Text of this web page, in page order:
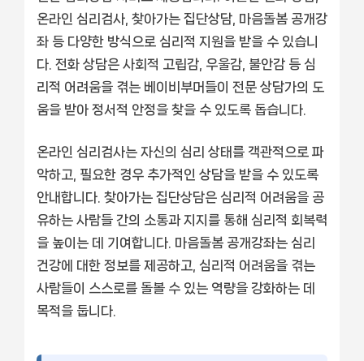
온라인 심리검사, 찾아가는 집단상담, 마음돌봄 공개강
좌 등 다양한 방식으로 심리적 지원을 받을 수 있습니
다. 전화 상담은 사회적 고립감, 우울감, 불안감 등 심
리적 어려움을 겪는 베이비부머들이 전문 상담가의 도
움을 받아 정서적 안정을 찾을 수 있도록 돕습니다.
온라인 심리검사는 자신의 심리 상태를 객관적으로 파
악하고, 필요한 경우 추가적인 상담을 받을 수 있도록
안내합니다. 찾아가는 집단상담은 심리적 어려움을 공
유하는 사람들 간의 소통과 지지를 통해 심리적 회복력
을 높이는 데 기여합니다. 마음돌봄 공개강좌는 심리
건강에 대한 정보를 제공하고, 심리적 어려움을 겪는
사람들이 스스로를 돌볼 수 있는 역량을 강화하는 데
목적을 둡니다.